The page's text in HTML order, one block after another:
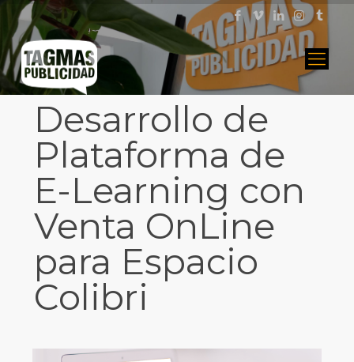
Desarrollo de
Plataforma de
E-Learning con
Venta OnLine
para Espacio
Colibri